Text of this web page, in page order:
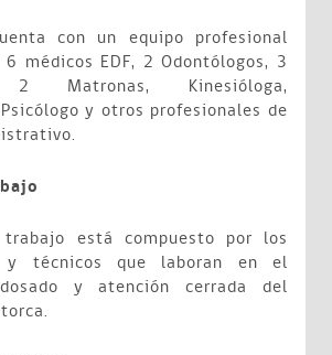
con un equipo profesional
médicos EDF, 2 Odontólogos, 3
2 Matronas, Kinesióloga,
y otros profesionales de
está compuesto por los
y técnicos que laboran en el
y atención cerrada del